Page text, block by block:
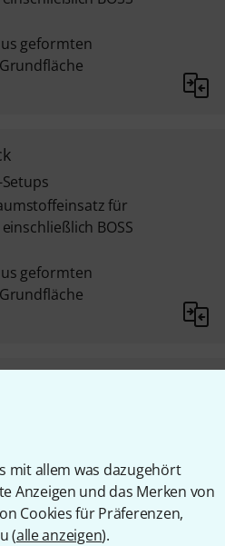
mit allem was dazugehört
Anzeigen und das Merken von
Cookies für Präferenzen,
(alle anzeigen).
geformten
für
BOSS
geformten
geformten